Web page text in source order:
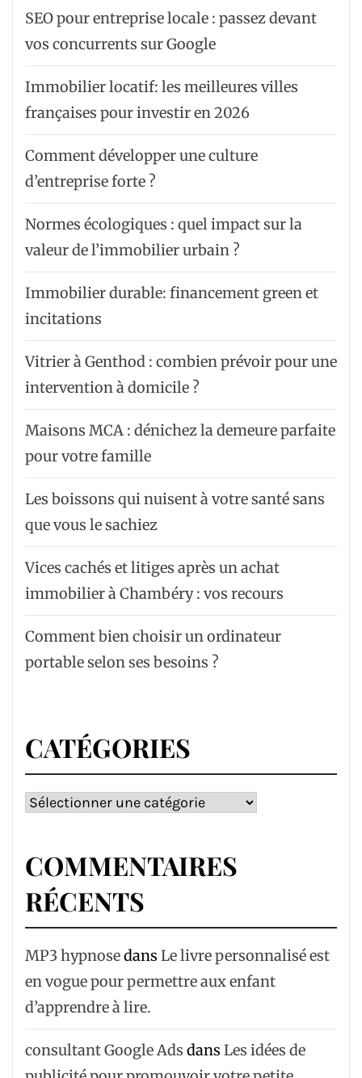
SEO pour entreprise locale : passez devant
vos concurrents sur Google
Immobilier locatif: les meilleures villes
françaises pour investir en 2026
Comment développer une culture
d’entreprise forte ?
Normes écologiques : quel impact sur la
valeur de l’immobilier urbain ?
Immobilier durable: financement green et
incitations
Vitrier à Genthod : combien prévoir pour une
intervention à domicile ?
Maisons MCA : dénichez la demeure parfaite
pour votre famille
Les boissons qui nuisent à votre santé sans
que vous le sachiez
Vices cachés et litiges après un achat
immobilier à Chambéry : vos recours
Comment bien choisir un ordinateur
portable selon ses besoins ?
CATÉGORIES
Catégories
COMMENTAIRES
RÉCENTS
MP3 hypnosedans Le livre personnalisé est
en vogue pour permettre aux enfant
d’apprendre à lire.
consultant Google Ads dans Les idées de